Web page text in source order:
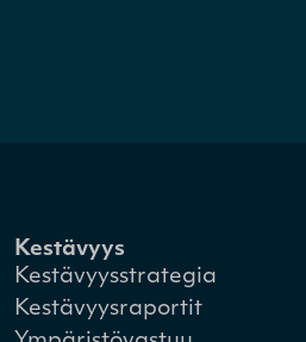
Kestävyys
Kestävyysstrategia
Kestävyysraportit